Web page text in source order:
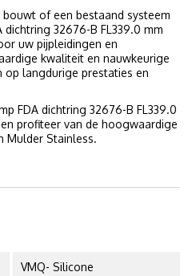
of een bestaand systeem
32676-B FL339.0 mm
uw pijpleidingen en
kwaliteit en nauwkeurige
langdurige prestaties en
FDA dichtring 32676-B FL339.0
profiteer van de hoogwaardige
Mulder Stainless.
VMQ- Silicone